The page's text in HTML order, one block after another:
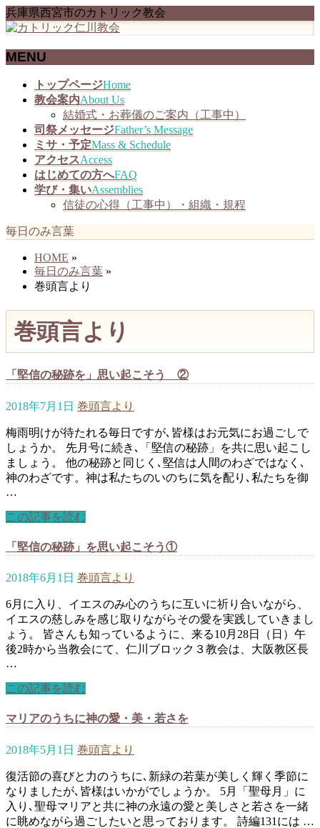
兵庫県西宮市のカトリック教会
MENU
トップページHome
教会案内About Us
結婚式・お葬儀のご案内（工事中）
司祭メッセージFather’s Message
ミサ・予定Mass & Schedule
アクセスAccess
はじめての方へFAQ
学び・集いAssemblies
信徒の心得（工事中）・組織・規程
毎日のみ言葉
HOME »
毎日のみ言葉 »
巻頭言より
巻頭言より
「堅信の秘跡を」思い起こそう ②
2018年7月1日 巻頭言より
梅雨明けが待たれる毎日ですが､皆様はお元気にお過ごしで
しょうか。 先月号に続き､「堅信の秘跡」を共に思い起こし
ましょう。 他の秘跡と同じく､堅信は人間のわざではなく､
神のわざです。神は私たちのいのちに気を配り､私たちを御
…
この記事を読む
「堅信の秘跡」を思い起こそう①
2018年6月1日 巻頭言より
6月に入り、イエスのみ心のうちに互いに祈り合いながら、
イエスの慈しみを感じ取りながらその愛を実践していきまし
ょう。 皆さんも知っているように、来る10月28日（日）午
後2時から当教会にて、仁川ブロック３教会は、大阪教区長
…
この記事を読む
マリアのうちに神の愛・美・若さを
2018年5月1日 巻頭言より
復活節の喜びと力のうちに､新緑の若葉が美しく輝く季節に
なりましたが､皆様はいかがでしょうか。 5月「聖母月」に
入り､聖母マリアと共に神の永遠の愛と美しさと若さを一緒
に眺めながら過ごしたいと思っております。 詩編131には …